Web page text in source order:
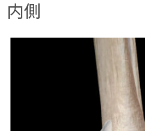
内側